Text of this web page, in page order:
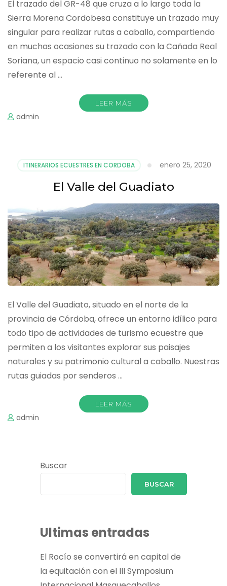
El trazado del GR-48 que cruza a lo largo toda la
Sierra Morena Cordobesa constituye un trazado muy
singular para realizar rutas a caballo, compartiendo
en muchas ocasiones su trazado con la Cañada Real
Soriana, un espacio casi continuo no solamente en lo
referente al …
LEER MÁS
admin
ITINERARIOS ECUESTRES EN CORDOBA enero 25, 2020
El Valle del Guadiato
El Valle del Guadiato, situado en el norte de la
provincia de Córdoba, ofrece un entorno idílico para
todo tipo de actividades de turismo ecuestre que
permiten a los visitantes explorar sus paisajes
naturales y su patrimonio cultural a caballo. Nuestras
rutas guiadas por senderos …
LEER MÁS
admin
Buscar
BUSCAR
Ultimas entradas
El Rocío se convertirá en capital de
la equitación con el III Symposium